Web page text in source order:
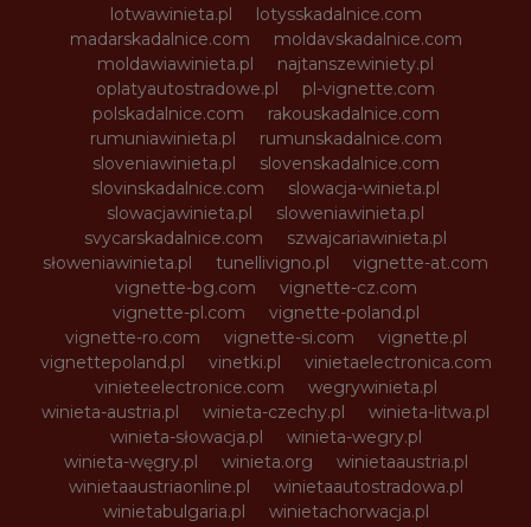
lotwawinieta.pl
lotysskadalnice.com
madarskadalnice.com
moldavskadalnice.com
moldawiawinieta.pl
najtanszewiniety.pl
oplatyautostradowe.pl
pl-vignette.com
polskadalnice.com
rakouskadalnice.com
rumuniawinieta.pl
rumunskadalnice.com
sloveniawinieta.pl
slovenskadalnice.com
slovinskadalnice.com
slowacja-winieta.pl
slowacjawinieta.pl
sloweniawinieta.pl
svycarskadalnice.com
szwajcariawinieta.pl
słoweniawinieta.pl
tunellivigno.pl
vignette-at.com
vignette-bg.com
vignette-cz.com
vignette-pl.com
vignette-poland.pl
vignette-ro.com
vignette-si.com
vignette.pl
vignettepoland.pl
vinetki.pl
vinietaelectronica.com
vinieteelectronice.com
wegrywinieta.pl
winieta-austria.pl
winieta-czechy.pl
winieta-litwa.pl
winieta-słowacja.pl
winieta-wegry.pl
winieta-węgry.pl
winieta.org
winietaaustria.pl
winietaaustriaonline.pl
winietaautostradowa.pl
winietabulgaria.pl
winietachorwacja.pl